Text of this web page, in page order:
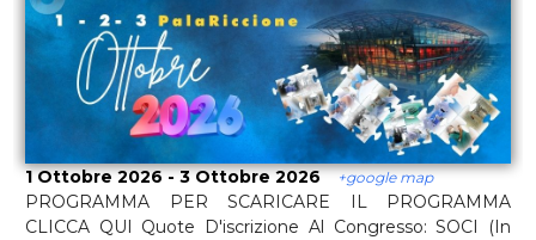
1 Ottobre 2026 - 3 Ottobre 2026 +google map
PROGRAMMA PER SCARICARE IL PROGRAMMA
CLICCA QUI Quote D'iscrizione Al Congresso: SOCI (in